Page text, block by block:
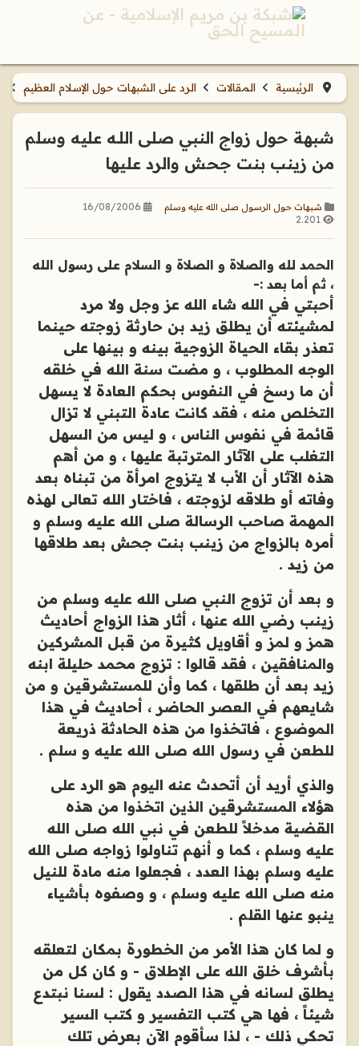
الرئيسية المقالات الرد على الشبهات حول الإسلام العظيم
شبهة حول زواج النبي صلى اللـه عليه وسلم
من زينب بنت جحش والرد عليها
شبهات حول الرسول صلى الله عليه وسلم
16/08/2006
2.201
الحمد لله والصلاة و الصلاة و السلام على رسول الله
، ثم أما بعد :-
أحبتي في الله شاء الله عز وجل ولا مرد
لمشيئته أن يطلق زيد بن حارثة زوجته حينما
تعذر بقاء الحياة الزوجية بينه و بينها على
الوجه المطلوب ، و مضت سنة الله في خلقه
أن ما رسخ في النفوس بحكم العادة لا يسهل
التخلص منه ، فقد كانت عادة التبني لا تزال
قائمة في نفوس الناس ، و ليس من السهل
التغلب على الآثار المترتبة عليها ، و من أهم
هذه الآثار أن الأب لا يتزوج امرأة من تبناه بعد
وفاته أو طلاقه لزوجته ، فاختار الله تعالى لهذه
المهمة صاحب الرسالة صلى الله عليه وسلم و
أمره بالزواج من زينب بنت جحش بعد طلاقها
من زيد .
و بعد أن تزوج النبي صلى الله عليه وسلم من
زينب رضي الله عنها ، أثار هذا الزواج أحاديث
همز و لمز و أقاويل كثيرة من قبل المشركين
والمنافقين ، فقد قالوا : تزوج محمد حليلة ابنه
زيد بعد أن طلقها ، كما وأن للمستشرقين و من
شايعهم في العصر الحاضر ، أحاديث في هذا
الموضوع ، فاتخذوا من هذه الحادثة ذريعة
للطعن في رسول الله صلى الله عليه و سلم .
والذي أريد أن أتحدث عنه اليوم هو الرد على
هؤلاء المستشرقين الذين اتخذوا من هذه
القضية مدخلاً للطعن في نبي الله صلى الله
عليه وسلم ، كما و أنهم تناولوا زواجه صلى الله
عليه وسلم بهذا العدد ، فجعلوا منه مادة للنيل
منه صلى الله عليه وسلم ، و وصفوه بأشياء
ينبو عنها القلم .
و لما كان هذا الأمر من الخطورة بمكان لتعلقه
بأشرف خلق الله على الإطلاق - و كان كل من
يطلق لسانه في هذا الصدد يقول : لسنا نبتدع
شيئاً ، فها هي كتب التفسير و كتب السير
تحكي ذلك - ، لذا سأقوم الآن بعرض تلك